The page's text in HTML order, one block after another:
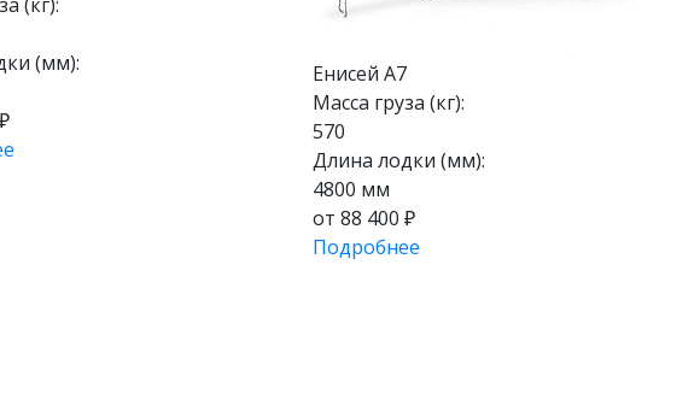
(мм):
Енисей А7
Масса груза (кг):
570
Длина лодки (мм):
4800 мм
от 88 400 ₽
Подробнее